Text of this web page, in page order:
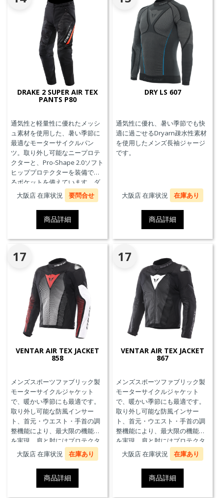
DRAKE 2 SUPER AIR TEX
PANTS P80
通気性と軽量性に優れたメッシ
ュ素材を使用した、暑い季節に
最適なモーターサイクルパン
ツ。取り外し可能なニープロテ
クターと、Pro-Shape 2.0ソフト
ヒッププロテクターを装備でき
るポケットを備えています。ダ
イネーゼのジャケットを接続が
できるファスナーを備えてお
り、AIR FRAME 3 TEX JACKETと
コーディネートが可能です。
大阪店 在庫状況 要問合せ
商品詳細
DRY LS 607
通気性に優れ、暑い季節でも快
適に過ごせるDryarn疎水性素材
を使用したメンズ長袖ジャージ
です。
大阪店 在庫状況 在庫あり
商品詳細
17
VENTAR AIR TEX JACKET
858
メンズスポーツファブリック製
モーターサイクルジャケット
で、暖かい季節にも最適です。
取り外し可能な防風インサー
ト、首元・ウエスト・手首の調
整機能により、最大限の機能性
を実現。肩と肘にはプロテクタ
ーを装備し、Smart Airエアバッ
グシステムにも対応していま
大阪店 在庫状況 在庫あり
商品詳細
17
VENTAR AIR TEX JACKET
867
メンズスポーツファブリック製
モーターサイクルジャケット
で、暖かい季節にも最適です。
取り外し可能な防風インサー
ト、首元・ウエスト・手首の調
整機能により、最大限の機能性
を実現。肩と肘にはプロテクタ
ーを装備し、Smart Airエアバッ
グシステムにも対応していま
大阪店 在庫状況 在庫あり
商品詳細